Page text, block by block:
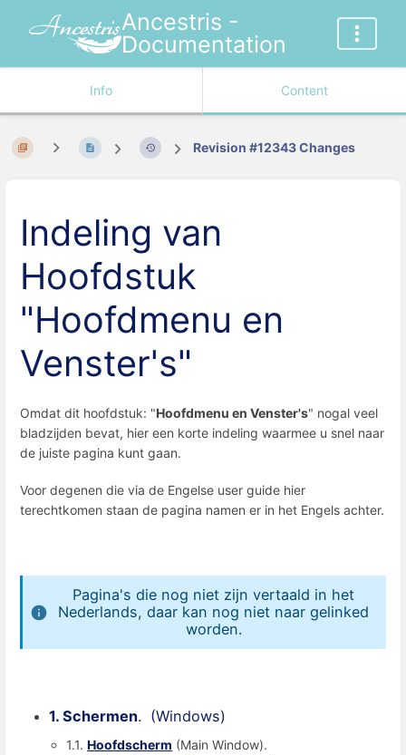
Ancestris -
Documentation
Info Content
Revision #12343 Changes
Indeling van
Hoofdstuk
"Hoofdmenu en
Venster's"
Omdat dit hoofdstuk: "Hoofdmenu en Venster's" nogal veel
bladzijden bevat, hier een korte indeling waarmee u snel naar
de juiste pagina kunt gaan.
Voor degenen die via de Engelse user guide hier
terechtkomen staan de pagina namen er in het Engels achter.
Pagina's die nog niet zijn vertaald in het
Nederlands, daar kan nog niet naar gelinked
worden.
1. Schermen. (Windows)
1.1.Hoofdscherm (Main Window).